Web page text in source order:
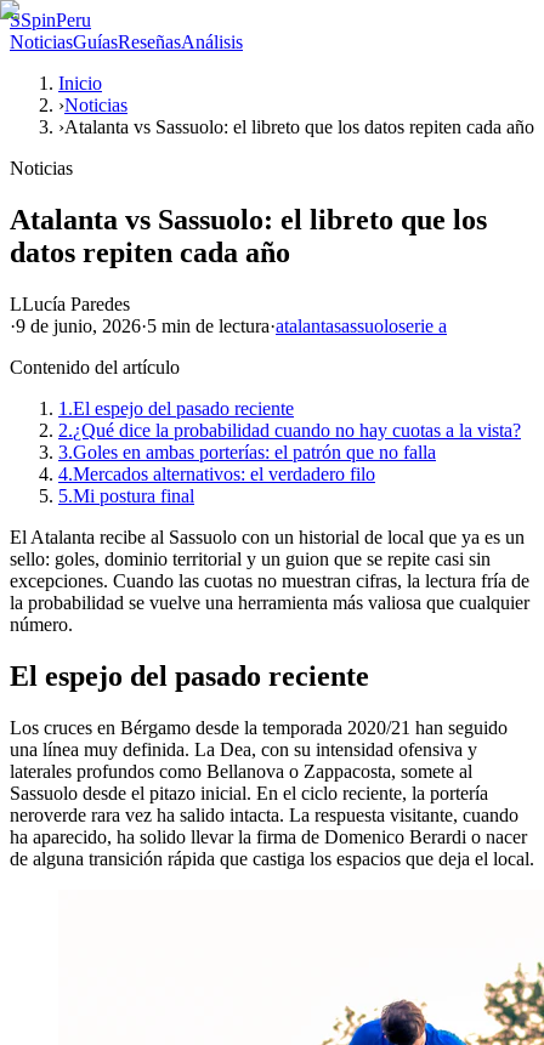
SSpinPeru
NoticiasGuíasReseñasAnálisis
Inicio
›Noticias
›Atalanta vs Sassuolo: el libreto que los datos repiten cada año
Noticias
Atalanta vs Sassuolo: el libreto que los
datos repiten cada año
LLucía Paredes
·9 de junio, 2026·5 min de lectura·atalantasassuoloserie a
Contenido del artículo
1.El espejo del pasado reciente
2.¿Qué dice la probabilidad cuando no hay cuotas a la vista?
3.Goles en ambas porterías: el patrón que no falla
4.Mercados alternativos: el verdadero filo
5.Mi postura final
El Atalanta recibe al Sassuolo con un historial de local que ya es un
sello: goles, dominio territorial y un guion que se repite casi sin
excepciones. Cuando las cuotas no muestran cifras, la lectura fría de
la probabilidad se vuelve una herramienta más valiosa que cualquier
número.
El espejo del pasado reciente
Los cruces en Bérgamo desde la temporada 2020/21 han seguido
una línea muy definida. La Dea, con su intensidad ofensiva y
laterales profundos como Bellanova o Zappacosta, somete al
Sassuolo desde el pitazo inicial. En el ciclo reciente, la portería
neroverde rara vez ha salido intacta. La respuesta visitante, cuando
ha aparecido, ha solido llevar la firma de Domenico Berardi o nacer
de alguna transición rápida que castiga los espacios que deja el local.